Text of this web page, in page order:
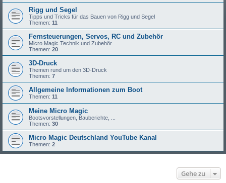
Rigg und Segel
Tipps und Tricks für das Bauen von Rigg und Segel
Themen: 11
Fernsteuerungen, Servos, RC und Zubehör
Micro Magic Technik und Zubehör
Themen: 20
3D-Druck
Themen rund um den 3D-Druck
Themen: 7
Allgemeine Informationen zum Boot
Themen: 11
Meine Micro Magic
Bootsvorstellungen, Bauberichte, ...
Themen: 30
Micro Magic Deutschland YouTube Kanal
Themen: 2
Gehe zu